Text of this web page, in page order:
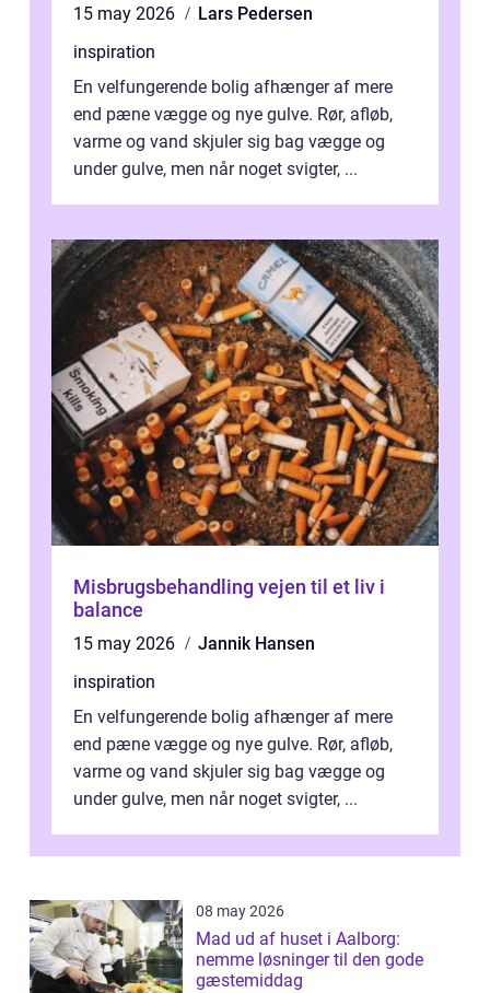
15 may 2026
Lars Pedersen
inspiration
En velfungerende bolig afhænger af mere
end pæne vægge og nye gulve. Rør, afløb,
varme og vand skjuler sig bag vægge og
under gulve, men når noget svigter, ...
Misbrugsbehandling vejen til et liv i
balance
15 may 2026
Jannik Hansen
inspiration
En velfungerende bolig afhænger af mere
end pæne vægge og nye gulve. Rør, afløb,
varme og vand skjuler sig bag vægge og
under gulve, men når noget svigter, ...
08 may 2026
Mad ud af huset i Aalborg:
nemme løsninger til den gode
gæstemiddag